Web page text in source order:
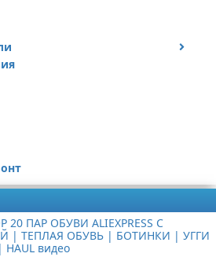
20 ПАР ОБУВИ ALIEXPRESS С
| ТЕПЛАЯ ОБУВЬ | БОТИНКИ | УГГИ
видео